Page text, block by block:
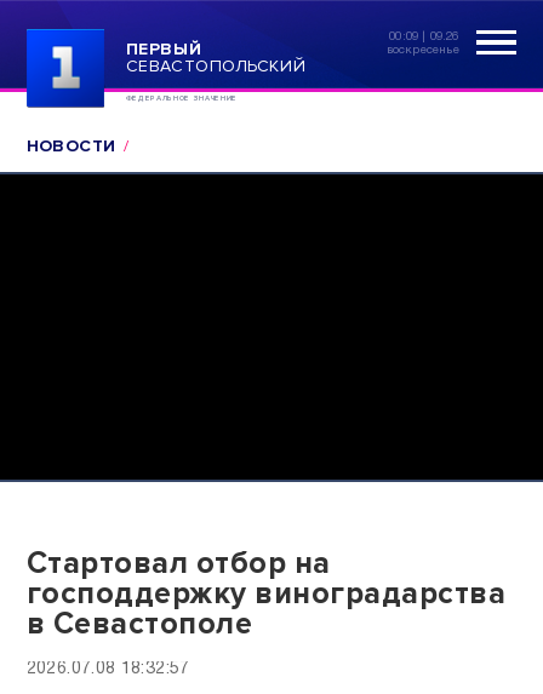
ПЕРВЫЙ
СЕВАСТОПОЛЬСКИЙ
ФЕДЕРАЛЬНОЕ ЗНАЧЕНИЕ
00:09 | 09.26
воскресенье
НОВОСТИ
Стартовал отбор на
господдержку виноградарства
в Севастополе
2026.07.08 18:32:57